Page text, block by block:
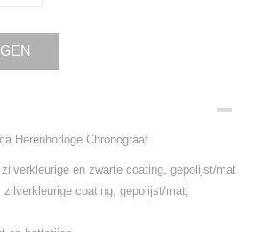
Herenhorloge Chronograaf
en zwarte coating, gepolijst/mat
zilverkleurige coating, gepolijst/mat,